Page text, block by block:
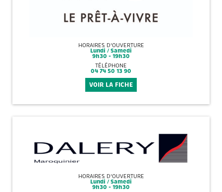
HORAIRES D'OUVERTURE
Lundi / Samedi
9h30 - 19h30
TÉLÉPHONE
04 74 50 13 90
VOIR LA FICHE
HORAIRES D'OUVERTURE
Lundi / Samedi
9h30 - 19h30